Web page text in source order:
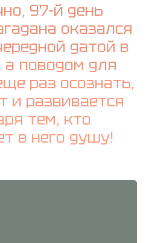
97-й день
оказался
датой в
а поводом для
раз осознать,
и развивается
тем, кто
в него душу!